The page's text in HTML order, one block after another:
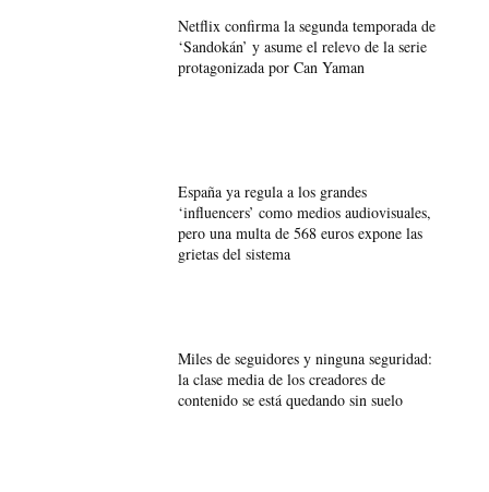
Netflix confirma la segunda temporada de
‘Sandokán’ y asume el relevo de la serie
protagonizada por Can Yaman
España ya regula a los grandes
‘influencers’ como medios audiovisuales,
pero una multa de 568 euros expone las
grietas del sistema
Miles de seguidores y ninguna seguridad:
la clase media de los creadores de
contenido se está quedando sin suelo